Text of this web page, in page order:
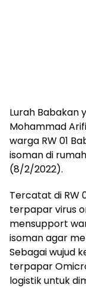
Lurah Babakan
Mohammad
warga RW 01
isoman di
(8/2/2022).
Tercatat di RW
terpapar virus
mensupport
isoman agar
Sebagai wujud
terpapar
logistik untuk